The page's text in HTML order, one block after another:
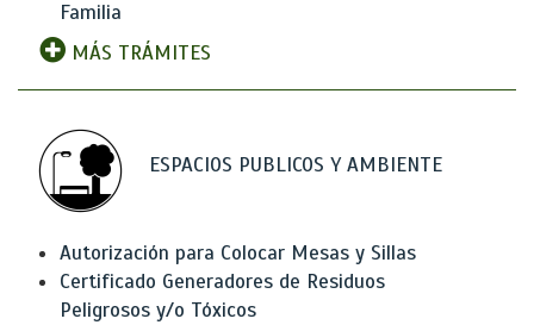
Familia
MÁS TRÁMITES
ESPACIOS PUBLICOS Y AMBIENTE
Autorización para Colocar Mesas y Sillas
Certificado Generadores de Residuos
Peligrosos y/o Tóxicos